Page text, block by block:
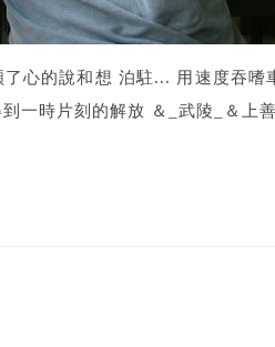
心的說和想 泊駐... 用速度吞嗜
到一時片刻的解放 ＆_武陵_＆